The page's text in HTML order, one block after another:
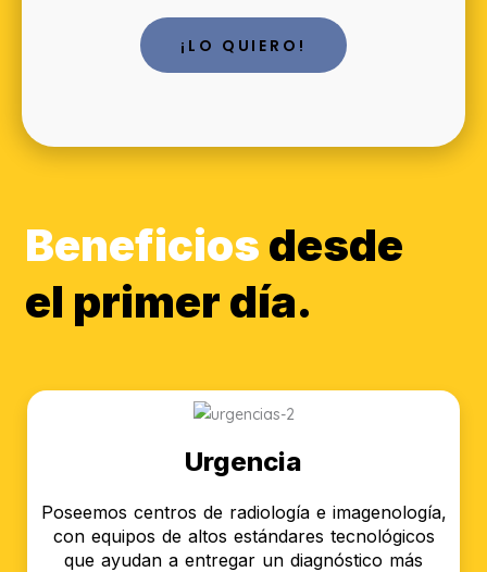
¡LO QUIERO!
Beneficios desde
el primer día.
Urgencia
Poseemos centros de radiología e imagenología,
con equipos de altos estándares tecnológicos
que ayudan a entregar un diagnóstico más